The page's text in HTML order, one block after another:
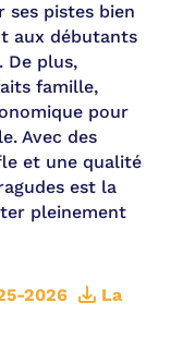
ses pistes bien
aux débutants
De plus,
famille,
pour
Avec des
et une qualité
est la
pleinement
2026
La